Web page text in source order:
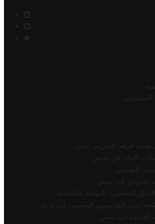
صحة الرقم الضريبي تونس
الآيبان في تونس
التونسي
البريدي في تونس
الشخصي للموظف/المتقاعد
الفرنسيين المقيمين في تونس
الجديدة في تونس